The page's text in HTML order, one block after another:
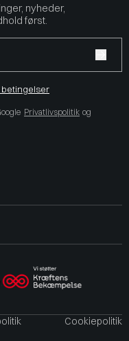
nyheder,
først.
Privatlivspolitik og
Cookiepolitik